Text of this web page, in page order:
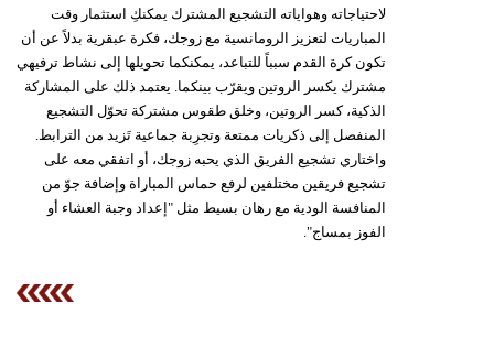
لاحتياجاته وهواياته التشجيع المشترك يمكنكِ استثمار وقت
المباريات لتعزيز الرومانسية مع زوجك، فكرة عبقرية بدلاً عن أن
تكون كرة القدم سبباً للتباعد، يمكنكما تحويلها إلى نشاط ترفيهي
مشترك يكسر الروتين ويقرّب بينكما. يعتمد ذلك على المشاركة
الذكية، كسر الروتين، وخلق طقوس مشتركة تحوّل التشجيع
المنفصل إلى ذكريات ممتعة وتجرِبة جماعية تَزيد من الترابط.
واختاري تشجيع الفريق الذي يحبه زوجك، أو اتفقي معه على
تشجيع فريقين مختلفين لرفع حماس المباراة وإضافة جوّ من
المنافسة الودية مع رهان بسيط مثل "إعداد وجبة العشاء أو
الفوز بمساج".